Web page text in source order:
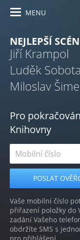
MENU
NEJLEPŠÍ
Jiří Krampol
Luděk Sobota
Miloslav
Pro
Knihovny
Vaše mobilní číslo
přiřazení položky do
zadání Vašeho
obdržíte SMS s